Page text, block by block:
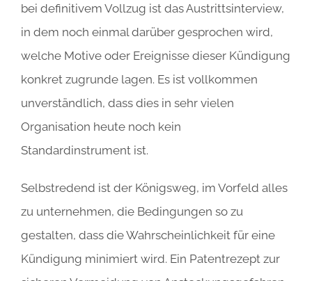
bei definitivem Vollzug ist das Austrittsinterview,
in dem noch einmal darüber gesprochen wird,
welche Motive oder Ereignisse dieser Kündigung
konkret zugrunde lagen. Es ist vollkommen
unverständlich, dass dies in sehr vielen
Organisation heute noch kein
Standardinstrument ist.
Selbstredend ist der Königsweg, im Vorfeld alles
zu unternehmen, die Bedingungen so zu
gestalten, dass die Wahrscheinlichkeit für eine
Kündigung minimiert wird. Ein Patentrezept zur